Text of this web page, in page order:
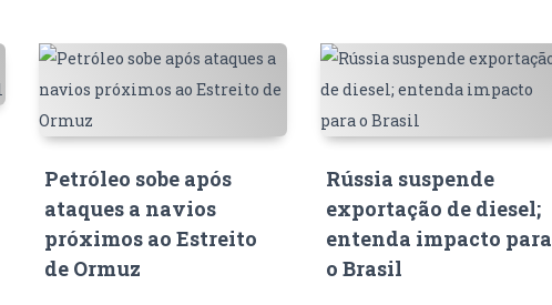
Petróleo sobe após
ataques a navios
próximos ao Estreito
de Ormuz
Rússia suspende
exportação de diesel;
entenda impacto para
o Brasil